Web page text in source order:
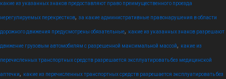
какие из указанных знаков предоставляют право преимущественного проезда
нерегулируемых перекрестков, за какие административные правонарушения в области
дорожного движения предусмотрены обязательные, какие из указанных знаков разрешают
движение грузовым автомобилям с разрешенной максимальной массой, какие из
перечисленных транспортных средств разрешается эксплуатировать без медицинской
аптечки, какие из перечисленных транспортных средств разрешается эксплуатировать без